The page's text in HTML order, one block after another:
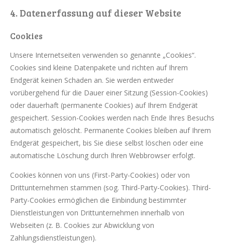
4. Datenerfassung auf dieser Website
Cookies
Unsere Internetseiten verwenden so genannte „Cookies“.
Cookies sind kleine Datenpakete und richten auf Ihrem
Endgerät keinen Schaden an. Sie werden entweder
vorübergehend für die Dauer einer Sitzung (Session-Cookies)
oder dauerhaft (permanente Cookies) auf Ihrem Endgerät
gespeichert. Session-Cookies werden nach Ende Ihres Besuchs
automatisch gelöscht. Permanente Cookies bleiben auf Ihrem
Endgerät gespeichert, bis Sie diese selbst löschen oder eine
automatische Löschung durch Ihren Webbrowser erfolgt.
Cookies können von uns (First-Party-Cookies) oder von
Drittunternehmen stammen (sog. Third-Party-Cookies). Third-
Party-Cookies ermöglichen die Einbindung bestimmter
Dienstleistungen von Drittunternehmen innerhalb von
Webseiten (z. B. Cookies zur Abwicklung von
Zahlungsdienstleistungen).